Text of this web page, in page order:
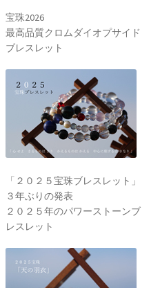
宝珠2026
最高品質クロムダイオプサイド
ブレスレット
「２０２５宝珠ブレスレット」
３年ぶりの発表
２０２５年のパワーストーンブ
レスレット